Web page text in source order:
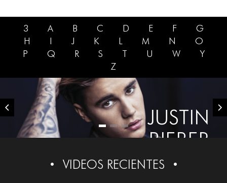
3 A B C D E F
G
H
I J K L M N
O
P
Q R S T U W
Y
Z
JUSTIN
BIEBER
VIDEOS RECIENTES